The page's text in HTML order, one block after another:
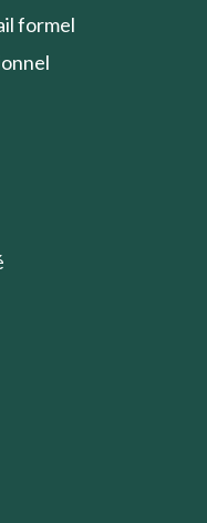
formel